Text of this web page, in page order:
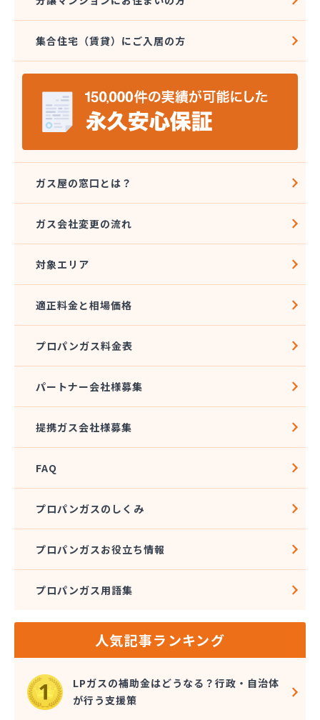
集合住宅（賃貸）にご入居の方
ガス屋の窓口とは？
ガス会社変更の流れ
対象エリア
適正料金と相場価格
プロパンガス料金表
パートナー会社様募集
提携ガス会社様募集
FAQ
プロパンガスのしくみ
プロパンガスお役立ち情報
プロパンガス用語集
人気記事ランキング
LPガスの補助金はどうなる？行政・自治体
が行う支援策